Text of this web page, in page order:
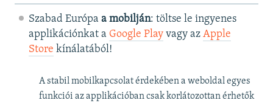
Szabad Európa a mobilján: töltse le ingyenes
applikációnkat a Google Playvagy az Apple
Store kínálatából!
A stabil mobilkapcsolat érdekében a weboldal egyes
funkciói az applikációban csak korlátozottan érhetők